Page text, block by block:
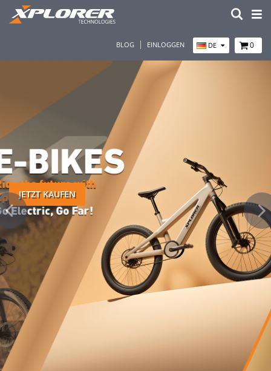
BLOG EINLOGGEN DE 0
JETZT KAUFEN